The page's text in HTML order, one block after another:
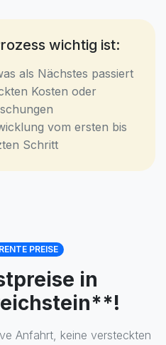
wichtig ist:
als Nächstes passiert
Kosten oder
vom ersten bis
Schritt
PREISE
in
Anfahrt, keine versteckten